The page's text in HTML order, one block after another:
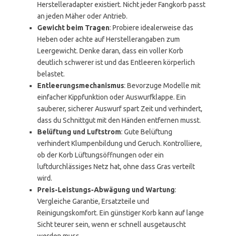
Herstelleradapter existiert. Nicht jeder Fangkorb passt
an jeden Mäher oder Antrieb.
Gewicht beim Tragen: Probiere idealerweise das
Heben oder achte auf Herstellerangaben zum
Leergewicht. Denke daran, dass ein voller Korb
deutlich schwerer ist und das Entleeren körperlich
belastet.
Entleerungsmechanismus: Bevorzuge Modelle mit
einfacher Kippfunktion oder Auswurfklappe. Ein
sauberer, sicherer Auswurf spart Zeit und verhindert,
dass du Schnittgut mit den Händen entfernen musst.
Belüftung und Luftstrom: Gute Belüftung
verhindert Klumpenbildung und Geruch. Kontrolliere,
ob der Korb Lüftungsöffnungen oder ein
luftdurchlässiges Netz hat, ohne dass Gras verteilt
wird.
Preis-Leistungs-Abwägung und Wartung:
Vergleiche Garantie, Ersatzteile und
Reinigungskomfort. Ein günstiger Korb kann auf lange
Sicht teurer sein, wenn er schnell ausgetauscht